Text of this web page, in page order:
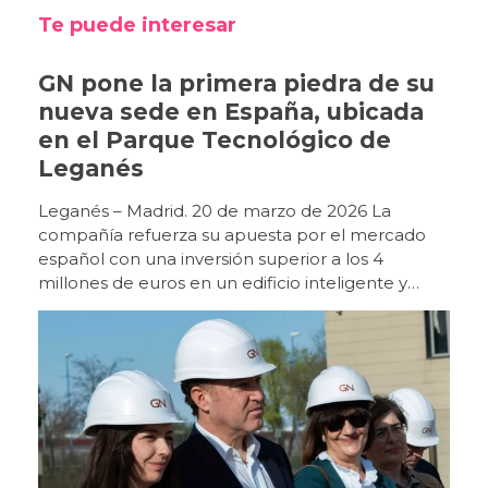
Te puede interesar
GN pone la primera piedra de su
nueva sede en España, ubicada
en el Parque Tecnológico de
Leganés
Leganés – Madrid. 20 de marzo de 2026 La
compañía refuerza su apuesta por el mercado
español con una inversión superior a los 4
millones de euros en un edificio inteligente y
sostenible que será centro de referencia en
puesta de la primera piedra de su futura sede en
España, un nuevo edificio ubicado en la Avenida
Juan Caramuel, en el Parque Tecnológico de
Leganés, que marcará un nuevo hito en el
desarrollo de la compañía en nuestro país. Con
una inversión superior a los 4 millones de euros,